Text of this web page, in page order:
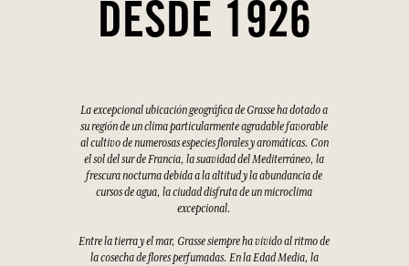
DESDE 1926
La excepcional ubicación geográfica de Grasse ha dotado a
su región de un clima particularmente agradable favorable
al cultivo de numerosas especies florales y aromáticas. Con
el sol del sur de Francia, la suavidad del Mediterráneo, la
frescura nocturna debida a la altitud y la abundancia de
cursos de agua, la ciudad disfruta de un microclima
excepcional.
Entre la tierra y el mar, Grasse siempre ha vivido al ritmo de
la cosecha de flores perfumadas. En la Edad Media, la